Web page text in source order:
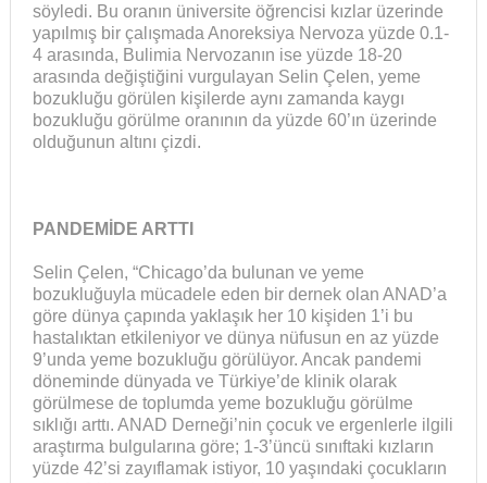
söyledi. Bu oranın üniversite öğrencisi kızlar üzerinde
yapılmış bir çalışmada Anoreksiya Nervoza yüzde 0.1-
4 arasında, Bulimia Nervozanın ise yüzde 18-20
arasında değiştiğini vurgulayan Selin Çelen, yeme
bozukluğu görülen kişilerde aynı zamanda kaygı
bozukluğu görülme oranının da yüzde 60’ın üzerinde
olduğunun altını çizdi.
PANDEMİDE ARTTI
Selin Çelen, “Chicago’da bulunan ve yeme
bozukluğuyla mücadele eden bir dernek olan ANAD’a
göre dünya çapında yaklaşık her 10 kişiden 1’i bu
hastalıktan etkileniyor ve dünya nüfusun en az yüzde
9’unda yeme bozukluğu görülüyor. Ancak pandemi
döneminde dünyada ve Türkiye’de klinik olarak
görülmese de toplumda yeme bozukluğu görülme
sıklığı arttı. ANAD Derneği’nin çocuk ve ergenlerle ilgili
araştırma bulgularına göre; 1-3’üncü sınıftaki kızların
yüzde 42’si zayıflamak istiyor, 10 yaşındaki çocukların